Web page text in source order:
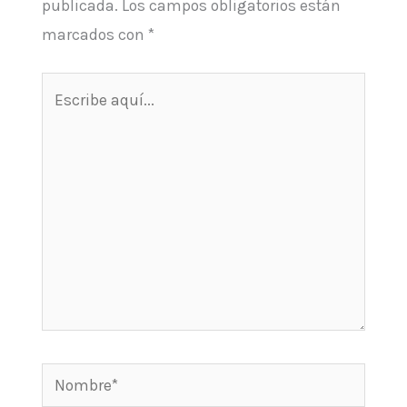
publicada. Los campos obligatorios están
marcados con *
Nombre*